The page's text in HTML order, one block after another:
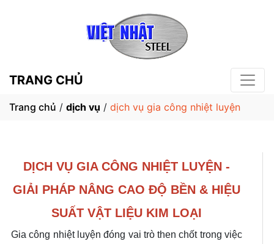
TRANG CHỦ
Trang chủ / dịch vụ / dịch vụ gia công nhiệt luyện
DỊCH VỤ GIA CÔNG NHIỆT LUYỆN -
GIẢI PHÁP NÂNG CAO ĐỘ BỀN & HIỆU
SUẤT VẬT LIỆU KIM LOẠI
Gia công nhiệt luyện đóng vai trò then chốt trong việc